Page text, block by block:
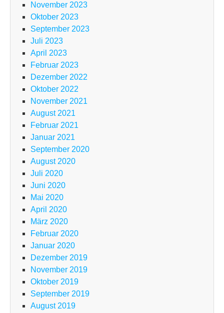
November 2023
Oktober 2023
September 2023
Juli 2023
April 2023
Februar 2023
Dezember 2022
Oktober 2022
November 2021
August 2021
Februar 2021
Januar 2021
September 2020
August 2020
Juli 2020
Juni 2020
Mai 2020
April 2020
März 2020
Februar 2020
Januar 2020
Dezember 2019
November 2019
Oktober 2019
September 2019
August 2019